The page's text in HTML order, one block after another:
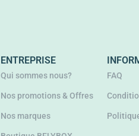
ENTREPRISE
Qui sommes nous?
Nos promotions & Offres
Nos marques
FAQ